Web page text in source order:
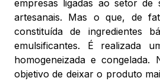
empresas ligadas ao setor de
artesanais. Mas o que, de
constituída de ingredientes
emulsificantes. É realizada
homogeneizada e
objetivo de deixar o produto